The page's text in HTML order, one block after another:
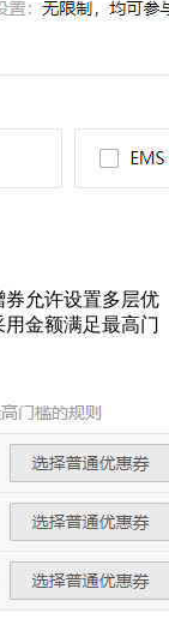
允许设置多层优
金额满足最高门